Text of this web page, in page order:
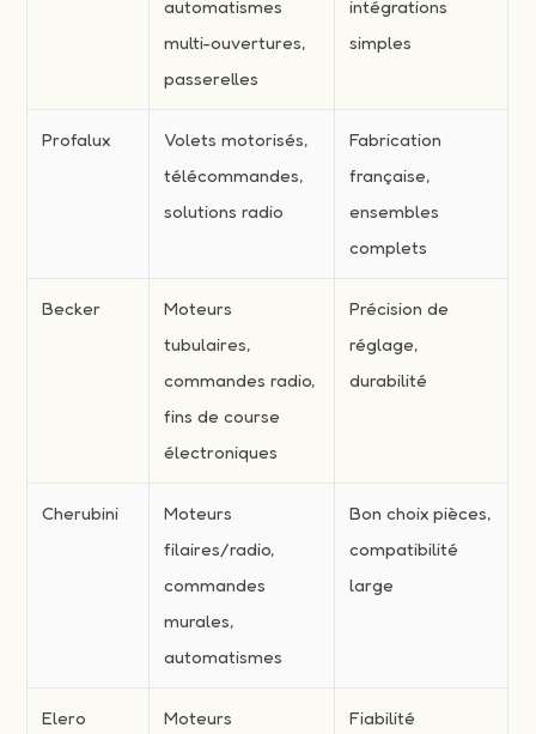
automatismes
multi-ouvertures,
passerelles
intégrations
simples
Profalux
Volets motorisés,
télécommandes,
solutions radio
Fabrication
française,
ensembles
complets
Becker
Moteurs
tubulaires,
commandes radio,
fins de course
électroniques
Précision de
réglage,
durabilité
Cherubini
Moteurs
filaires/radio,
commandes
murales,
automatismes
Bon choix pièces,
compatibilité
large
Elero
Moteurs
Fiabilité